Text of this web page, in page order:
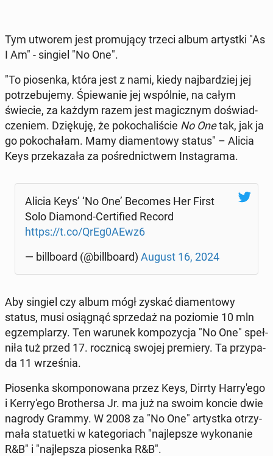
Tym utworem jest pro­mu­ją­cy trzeci album ar­tyst­ki "As
I Am" - singiel "No One".
"To pio­sen­ka, która jest z nami, kiedy naj­bar­dziej jej
po­trze­bu­je­my. Śpie­wa­nie jej wspól­nie, na całym
świecie, za każdym razem jest ma­gicz­nym do­świad­
cze­niem. Dzię­ku­ję, że po­ko­cha­li­ście No Onetak, jak ja
go po­ko­cha­łam. Mamy dia­men­to­wy status" – Alicia
Keys prze­ka­za­ła za po­śred­nic­twem In­sta­gra­ma.
Alicia Keys’ ‘No One’ Becomes Her First
Solo Diamond-Cer­ti­fied Record
https://t.co/QrEg0AEwz6
— bil­l­bo­ard (@bil­l­bo­ard) August 16, 2024
Aby singiel czy album mógł zyskać dia­men­to­wy
status, musi osią­gnąć sprze­daż na po­zio­mie 10 mln
eg­zem­pla­rzy. Ten warunek kom­po­zy­cja "No One" speł­
ni­ła tuż przed 17. rocz­ni­cą swojej pre­mie­ry. Ta przy­pa­
da 11 wrze­śnia.
Pio­sen­ka skom­po­no­wa­na przez Keys, Dirrty Har­ry­'e­go
i Ker­ry­'e­go Bro­ther­sa Jr. ma już na swoim koncie dwie
nagrody Grammy. W 2008 za "No One" ar­tyst­ka otrzy­
ma­ła sta­tu­et­ki w ka­te­go­riach "naj­lep­sze wy­ko­na­nie
R&B" i "naj­lep­sza pio­sen­ka R&B".